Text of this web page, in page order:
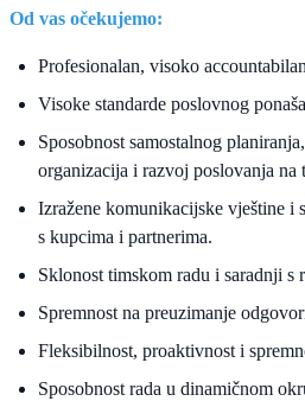
Od vas očekujemo:
Profesionalan, visoko
Visoke standarde poslovnog
Sposobnost samostalnog
organizacija i razvoj poslovanja na
Izražene komunikacijske vještine i
s kupcima i partnerima.
Sklonost timskom radu i saradnji s
Spremnost na preuzimanje
Fleksibilnost, proaktivnost i
Sposobnost rada u dinamičnom